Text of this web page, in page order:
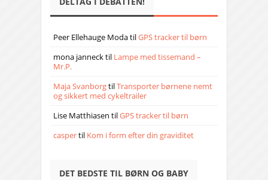
Peer Ellehauge ModatilGPS tracker til børn
mona jannecktil Lampe med tissemand –
Mr.P.
Maja SvanborgtilTransporter børnene nemt
og sikkert med cykeltrailer
Lise Matthiasen tilGPS tracker til børn
caspertil Kom i form efter din graviditet
DET BEDSTE TIL BØRN OG BABY